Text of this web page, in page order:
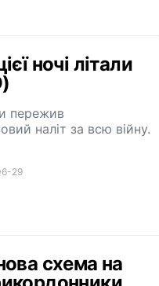
ночі літали
пережив
наліт за всю війну.
29
схема на